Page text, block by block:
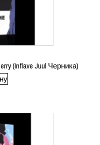
(Inflave Juul Черника)